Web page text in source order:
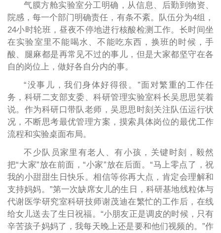
气膜方舱实验室分工明确，从信息、后勤到物资、
院感，每一个部门明确责任，有条不紊。队伍分为4组，
24小时轮班，昼夜不停地进行核酸检测工作。长时间坐
在实验室里不能喝水、不能吃东西，换班的时候，手
酸、腿麻都是再常见不过的事儿，但是大家都坚守在各
自的岗位上，做好各自分内的事。
“没事儿，我们身体好得很。”面对繁重的工作任
务，科研二支部支委、科研管理实验室科长吴思思笑着
说。作为科研口带队老师，吴思思时刻关注队伍运行状
况，不断思考最优管理方案，摸索具体岗位的最优工作
流程和实验桌面布局。
不少队员家里有老人、有小孩，关键时刻，毅然
把“大家”放在前面，“小家”放在后面。“马上零点了，祝
我的小甜甜生日快乐。相信等你再大点，肯定会理解和
支持妈妈。”第一次缺席女儿的生日，科研基地线粒体与
代谢医学研究室科研技师谢茂迪在繁忙的工作后，在线
给女儿送去了生日祝福。“小朋友正是调皮的时候，只有
辛苦孩子妈妈了，我每天晚上还是要和他们视频的。”作